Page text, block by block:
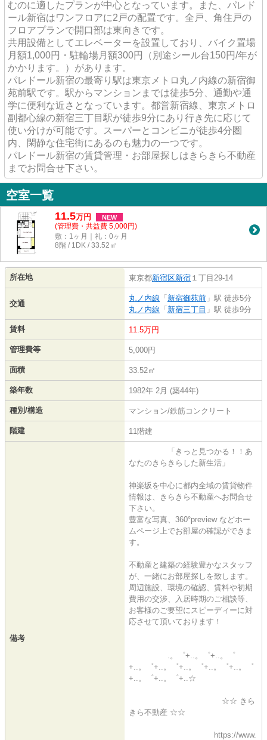
むのに適したプランが中心となっています。また、パレド
ール新宿はワンフロアに2戸の配置です。全戸、角住戸の
フロアプランで開口部は東向きです。
共用設備としてエレベーターを設置しており、バイク置場
月額1,000円・駐輪場月額300円（別途シール台150円/年が
かかります。）があります。
パレドール新宿の最寄り駅は東京メトロ丸ノ内線の新宿御
苑前駅です。駅からマンションまでは徒歩5分、通勤や通
学に便利な近さとなっています。都営新宿線、東京メトロ
副都心線の新宿三丁目駅が徒歩9分にあり行き先に応じて
使い分けが可能です。スーパーとコンビニが徒歩4分圏
内、閑静な住宅街にあるのも魅力の一つです。
パレドール新宿の賃貸管理・お部屋探しはきらきら不動産
までお問合せ下さい。
空室一覧
11.5万円 NEW
(管理費・共益費 5,000円)
敷：1ヶ月｜礼：0ヶ月
8階 / 1DK / 33.52㎡
所在地 東京都新宿区新宿 １丁目29-14
交通
丸ノ内線 「 新宿御苑前 」駅 徒歩5分
丸ノ内線 「 新宿三丁目 」駅 徒歩9分
賃料 11.5万円
管理費等 5,000円
面積 33.52㎡
築年数 1982年 2月 (築44年)
種別/構造 マンション/鉄筋コンクリート
階建 11階建
備考
「きっと見つかる！！あ
なたのきらきらした新生活」
神楽坂を中心に都内全域の賃貸物件
情報は、きらきら不動産へお問合せ
下さい。
豊富な写真、360°preview などホー
ムページ上でお部屋の確認ができま
す。
不動産と建築の経験豊かなスタッフ
が、一緒にお部屋探しを致します。
周辺施設、環境の確認、賃料や初期
費用の交渉、入居時期のご相談等、
お客様のご要望にスピーディーに対
応させて頂いております！
.。゜+..。゜+..。゜
+..。゜+..。゜+..。゜+..。゜+..。゜
+..。゜+..。゜+..☆
☆☆ きら
きら不動産 ☆☆
https://www.